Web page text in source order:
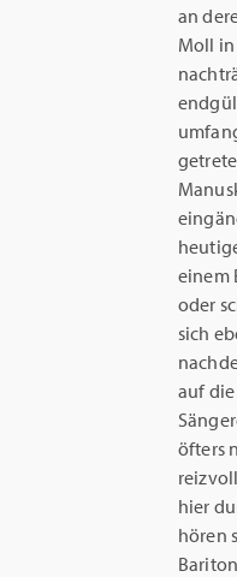
an
Moll
einem
oder
sich
auf
öfters
hier
hören